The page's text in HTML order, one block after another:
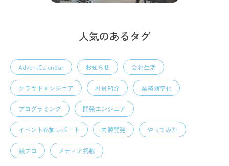
人気のあるタグ
AdventCalendar お知らせ 会社生活
クラウドエンジニア 社員紹介 業務効率化
プログラミング 開発エンジニア
イベント参加レポート 内製開発 やってみた
競プロ メディア掲載